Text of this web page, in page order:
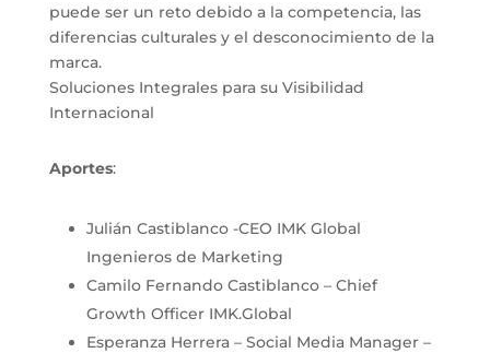
puede ser un reto debido a la competencia, las
diferencias culturales y el desconocimiento de la
marca.
Soluciones Integrales para su Visibilidad
Internacional
Aportes:
Julián Castiblanco -CEO IMK Global
Ingenieros de Marketing
Camilo Fernando Castiblanco – Chief
Growth Officer IMK.Global
Esperanza Herrera – Social Media Manager –